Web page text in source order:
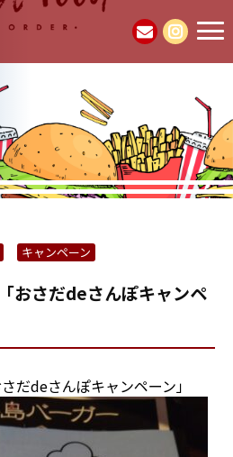
キャンペーン
おさだdeさんぽキャンペ
だdeさんぽキャンペーン」